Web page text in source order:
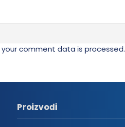
stranici
your comment data is processed.
Proizvodi